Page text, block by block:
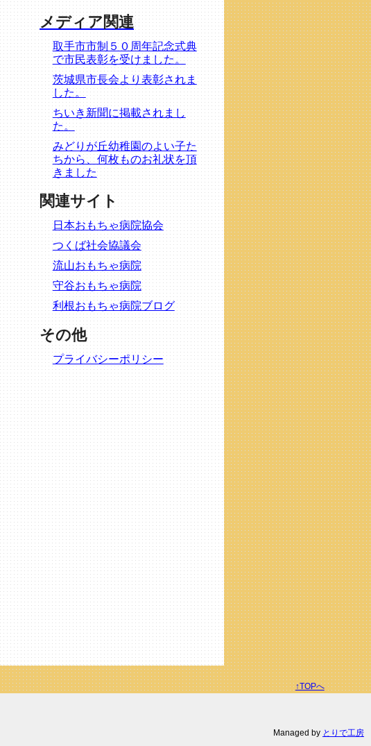
メディア関連
取手市市制５０周年記念式典
で市民表彰を受けました。
茨城県市長会より表彰されま
した。
ちいき新聞に掲載されまし
た。
みどりが丘幼稚園のよい子た
ちから、何枚ものお礼状を頂
きました
関連サイト
日本おもちゃ病院協会
つくば社会協議会
流山おもちゃ病院
守谷おもちゃ病院
利根おもちゃ病院ブログ
その他
プライバシーポリシー
↑TOPへ
Managed by とりで工房